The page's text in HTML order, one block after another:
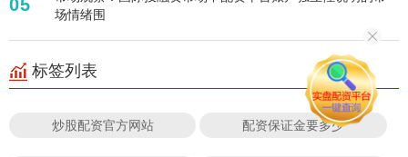
05
场情绪围
标签列表
炒股配资官方网站 配资保证金要多少